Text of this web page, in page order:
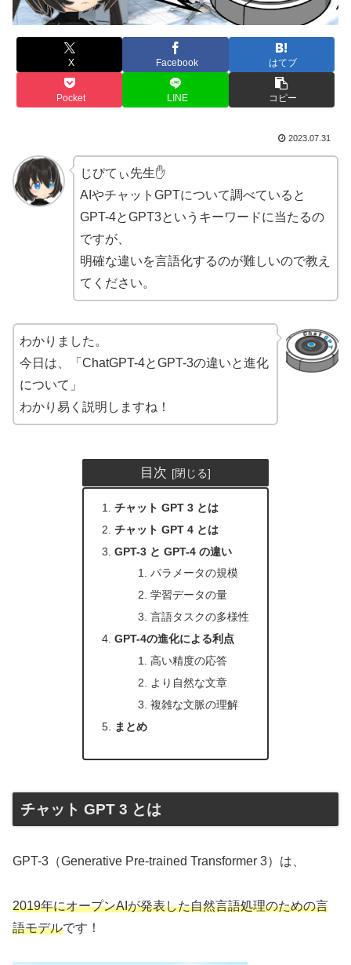
X Facebook はてブ
Pocket LINE コピー
2023.07.31
じぴてぃ先生✋
AIやチャットGPTについて調べていると
GPT-4とGPT3というキーワードに当たるの
ですが、
明確な違いを言語化するのが難しいので教え
てください。
わかりました。
今日は、「ChatGPT-4とGPT-3の違いと進化
について」
わかり易く説明しますね！
目次
チャット GPT 3 とは
チャット GPT 4 とは
GPT-3 と GPT-4 の違い
パラメータの規模
学習データの量
言語タスクの多様性
GPT-4の進化による利点
高い精度の応答
より自然な文章
複雑な文脈の理解
まとめ
チャット GPT 3 とは
GPT-3（Generative Pre-trained Transformer 3）は、
2019年にオープンAIが発表した自然言語処理のための言
語モデルです！